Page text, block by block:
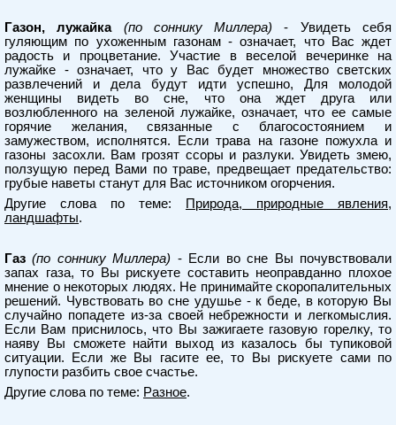
Газон, лужайка (по соннику Миллера) - Увидеть себя
гуляющим по ухоженным газонам - означает, что Вас ждет
радость и процветание. Участие в веселой вечеринке на
лужайке - означает, что у Вас будет множество светских
развлечений и дела будут идти успешно, Для молодой
женщины видеть во сне, что она ждет друга или
возлюбленного на зеленой лужайке, означает, что ее самые
горячие желания, связанные с благосостоянием и
замужеством, исполнятся. Если трава на газоне пожухла и
газоны засохли. Вам грозят ссоры и разлуки. Увидеть змею,
ползущую перед Вами по траве, предвещает предательство:
грубые наветы станут для Вас источником огорчения.
Другие слова по теме:
Природа, природные явления,
ландшафты.
Газ (по соннику Миллера) - Если во сне Вы почувствовали
запах газа, то Вы рискуете составить неоправданно плохое
мнение о некоторых людях. Не принимайте скоропалительных
решений. Чувствовать во сне удушье - к беде, в которую Вы
случайно попадете из-за своей небрежности и легкомыслия.
Если Вам приснилось, что Вы зажигаете газовую горелку, то
наяву Вы сможете найти выход из казалось бы тупиковой
ситуации. Если же Вы гасите ее, то Вы рискуете сами по
глупости разбить свое счастье.
Другие слова по теме: Разное.